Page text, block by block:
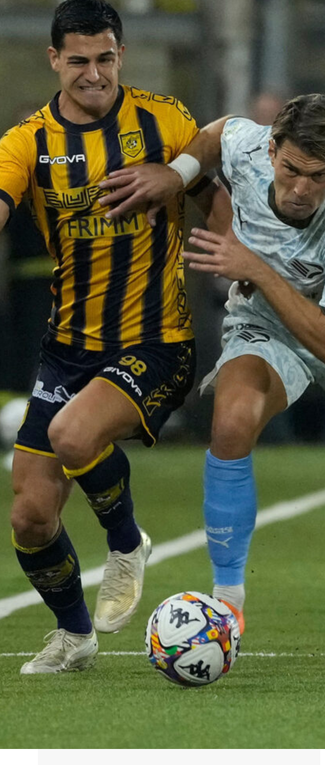
Ripescaggio in Serie B per il Bari: la
speranza è legata alla crisi della Juve
Stabia
28 Maggio 2026
Futuro Bari, Leccese a De Laurentiis:
“Serve un piano industriale serio,
non siamo una seconda squadra”
27 Maggio 2026